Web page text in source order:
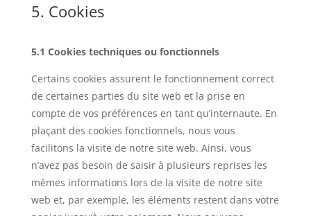
5. Cookies
5.1 Cookies techniques ou fonctionnels
Certains cookies assurent le fonctionnement correct
de certaines parties du site web et la prise en
compte de vos préférences en tant qu’internaute. En
plaçant des cookies fonctionnels, nous vous
facilitons la visite de notre site web. Ainsi, vous
n’avez pas besoin de saisir à plusieurs reprises les
mêmes informations lors de la visite de notre site
web et, par exemple, les éléments restent dans votre